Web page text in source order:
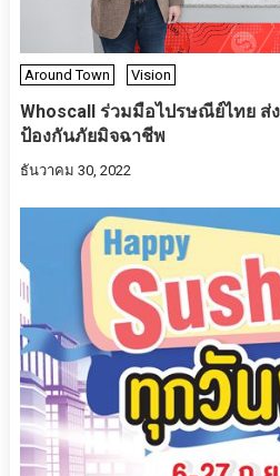
Around Town Vision
Whoscall ร่วมมือไปรษณีย์ไทย ส่
ป้องกันภัยมิจฉาชีพ
ธันวาคม 30, 2022